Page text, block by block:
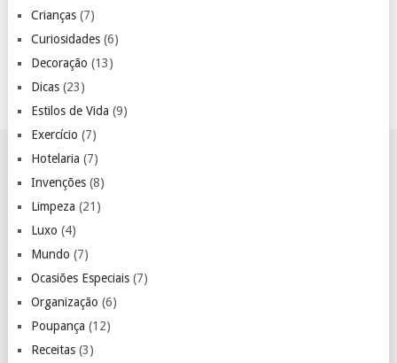
Crianças(7)
Curiosidades(6)
Decoração (13)
Dicas(23)
Estilos de Vida (9)
Exercício (7)
Hotelaria (7)
Invenções(8)
Limpeza (21)
Luxo (4)
Mundo (7)
Ocasiões Especiais(7)
Organização (6)
Poupança (12)
Receitas(3)